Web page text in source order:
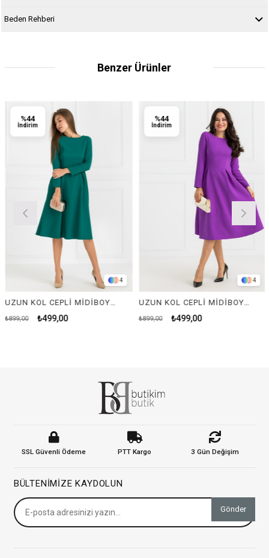
Beden Rehberi
Benzer Ürünler
4
UZUN KOL CEPLİ MİDİBOY ELBİSE-YEŞİL
₺499,00
%44
İndirim
4
UZUN KOL CEPLİ MİDİBOY ELBİSE-MOR
₺499,00
₺899,00
%44
İndirim
SSL Güvenli Ödeme PTT Kargo 3 Gün Değişim
BÜLTENIMIZE KAYDOLUN
Gönder